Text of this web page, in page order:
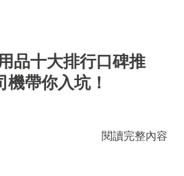
品十大排行口碑推
帶你入坑！
閱讀完整內容